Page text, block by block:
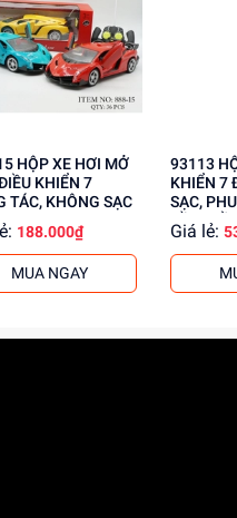
trí tưởng tượng
thế giới xung quanh
, chúng tôi cung cấp giá sỉ
tôi để biết thêm thông
MỞ
KHIỂN 7
TÁC, KHÔNG SẠC
188.000₫
MUA NGAY
93113 HỘP XE ĐUA ĐIỀU
KHIỂN 7
SẠC,
CẦM
Giá lẻ: